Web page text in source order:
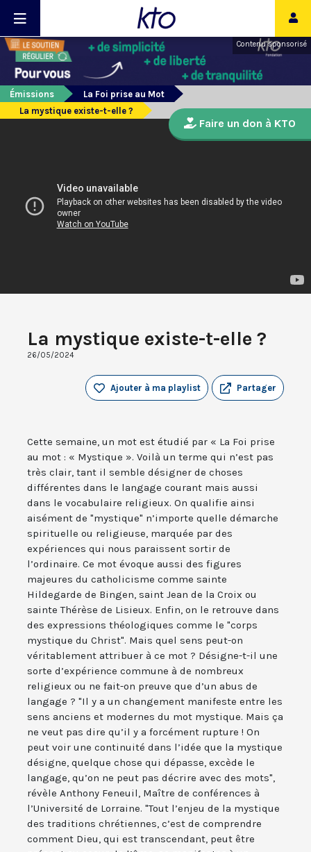
Contenu sponsorisé
Émissions
La Foi prise au Mot
La mystique existe-t-elle ?
La mystique existe-t-elle ?
26/05/2024
Partager
Ajouter à ma playlist
Cette semaine, un mot est étudié par « La Foi prise
au mot : « Mystique ». Voilà un terme qui n’est pas
très clair, tant il semble désigner de choses
différentes dans le langage courant mais aussi
dans le vocabulaire religieux. On qualifie ainsi
aisément de "mystique" n’importe quelle démarche
spirituelle ou religieuse, marquée par des
expériences qui nous paraissent sortir de
l’ordinaire. Ce mot évoque aussi des figures
majeures du catholicisme comme sainte
Hildegarde de Bingen, saint Jean de la Croix ou
sainte Thérèse de Lisieux. Enfin, on le retrouve dans
des expressions théologiques comme le "corps
mystique du Christ". Mais quel sens peut-on
véritablement attribuer à ce mot ? Désigne-t-il une
sorte d’expérience commune à de nombreux
religieux ou ne fait-on preuve que d’un abus de
langage ? "Il y a un changement manifeste entre les
sens anciens et modernes du mot mystique. Mais ça
ne veut pas dire qu’il y a forcément rupture ! On
peut voir une continuité dans l’idée que la mystique
désigne, quelque chose qui dépasse, excède le
langage, qu’on ne peut pas décrire avec des mots",
révèle Anthony Feneuil, Maître de conférences à
l’Université de Lorraine. "Tout l’enjeu de la mystique
des traditions chrétiennes, c’est de comprendre
comment Dieu, qui est transcendant, peut être
Faire un don à KTO